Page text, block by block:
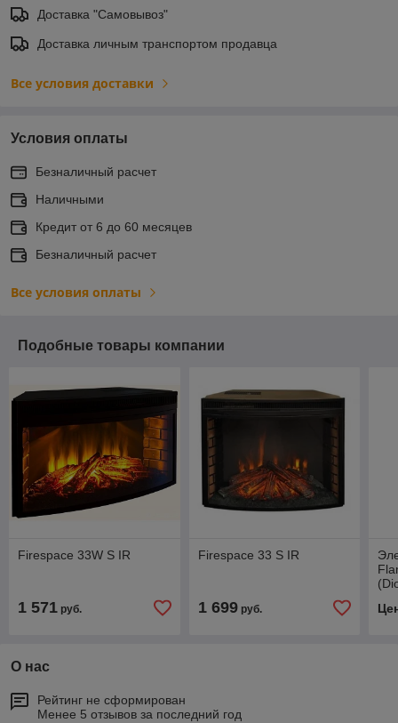
Доставка "Самовывоз"
Доставка личным транспортом продавца
Все условия доставки
Условия оплаты
Безналичный расчет
Наличными
Кредит от 6 до 60 месяцев
Безналичный расчет
Все условия оплаты
Подобные товары компании
Firespace 33W S IR
1 571 руб.
Firespace 33 S IR
1 699руб.
О нас
Рейтинг не сформирован
Менее 5 отзывов за последний год